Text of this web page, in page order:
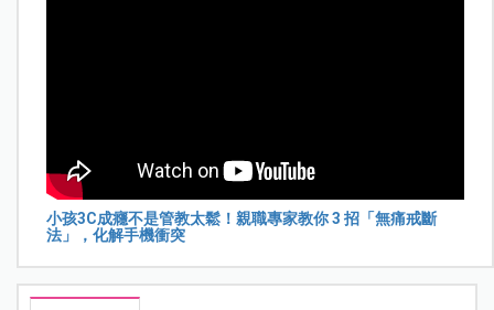
小孩3C成癮不是管教太鬆！親職專家教你 3 招「無痛戒斷
法」，化解手機衝突